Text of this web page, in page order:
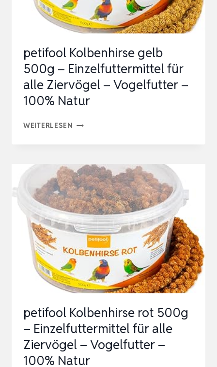
petifool Kolbenhirse gelb
500g – Einzelfuttermittel für
alle Ziervögel – Vogelfutter –
100% Natur
WEITERLESEN PETIFOOL
500G
–
EINZELFUTTERMITTEL
FÜR
ALLE
ZIERVÖGEL
–
VOGELFUTTER
–
NATUR
petifool Kolbenhirse rot 500g
– Einzelfuttermittel für alle
Ziervögel – Vogelfutter –
100% Natur